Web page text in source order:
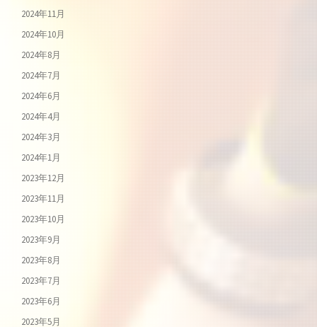
2024年11月
2024年10月
2024年8月
2024年7月
2024年6月
2024年4月
2024年3月
2024年1月
2023年12月
2023年11月
2023年10月
2023年9月
2023年8月
2023年7月
2023年6月
2023年5月